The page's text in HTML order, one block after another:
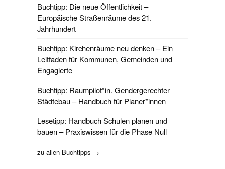
Buchtipp: Die neue Öffentlichkeit –
Europäische Straßenräume des 21.
Jahrhundert
Buchtipp: Kirchenräume neu denken – Ein
Leitfaden für Kommunen, Gemeinden und
Engagierte
Buchtipp: Raumpilot*in. Gendergerechter
Städtebau – Handbuch für Planer*innen
Lesetipp: Handbuch Schulen planen und
bauen – Praxiswissen für die Phase Null
zu allen Buchtipps →